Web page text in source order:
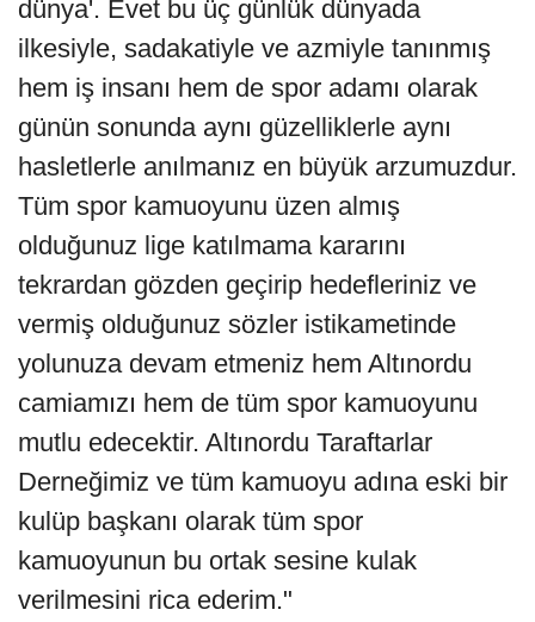
dünya'. Evet bu üç günlük dünyada
ilkesiyle, sadakatiyle ve azmiyle tanınmış
hem iş insanı hem de spor adamı olarak
günün sonunda aynı güzelliklerle aynı
hasletlerle anılmanız en büyük arzumuzdur.
Tüm spor kamuoyunu üzen almış
olduğunuz lige katılmama kararını
tekrardan gözden geçirip hedefleriniz ve
vermiş olduğunuz sözler istikametinde
yolunuza devam etmeniz hem Altınordu
camiamızı hem de tüm spor kamuoyunu
mutlu edecektir. Altınordu Taraftarlar
Derneğimiz ve tüm kamuoyu adına eski bir
kulüp başkanı olarak tüm spor
kamuoyunun bu ortak sesine kulak
verilmesini rica ederim."